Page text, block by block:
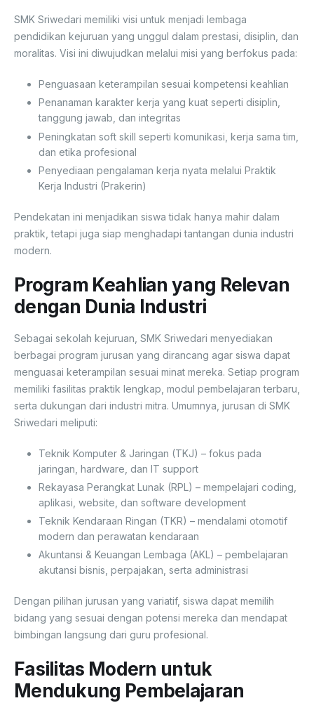
SMK Sriwedari memiliki visi untuk menjadi lembaga
pendidikan kejuruan yang unggul dalam prestasi, disiplin, dan
moralitas. Visi ini diwujudkan melalui misi yang berfokus pada:
Penguasaan keterampilan sesuai kompetensi keahlian
Penanaman karakter kerja yang kuat seperti disiplin,
tanggung jawab, dan integritas
Peningkatan soft skill seperti komunikasi, kerja sama tim,
dan etika profesional
Penyediaan pengalaman kerja nyata melalui Praktik
Kerja Industri (Prakerin)
Pendekatan ini menjadikan siswa tidak hanya mahir dalam
praktik, tetapi juga siap menghadapi tantangan dunia industri
modern.
Program Keahlian yang Relevan
dengan Dunia Industri
Sebagai sekolah kejuruan, SMK Sriwedari menyediakan
berbagai program jurusan yang dirancang agar siswa dapat
menguasai keterampilan sesuai minat mereka. Setiap program
memiliki fasilitas praktik lengkap, modul pembelajaran terbaru,
serta dukungan dari industri mitra. Umumnya, jurusan di SMK
Sriwedari meliputi:
Teknik Komputer & Jaringan (TKJ) – fokus pada
jaringan, hardware, dan IT support
Rekayasa Perangkat Lunak (RPL) – mempelajari coding,
aplikasi, website, dan software development
Teknik Kendaraan Ringan (TKR) – mendalami otomotif
modern dan perawatan kendaraan
Akuntansi & Keuangan Lembaga (AKL) – pembelajaran
akutansi bisnis, perpajakan, serta administrasi
Dengan pilihan jurusan yang variatif, siswa dapat memilih
bidang yang sesuai dengan potensi mereka dan mendapat
bimbingan langsung dari guru profesional.
Fasilitas Modern untuk
Mendukung Pembelajaran